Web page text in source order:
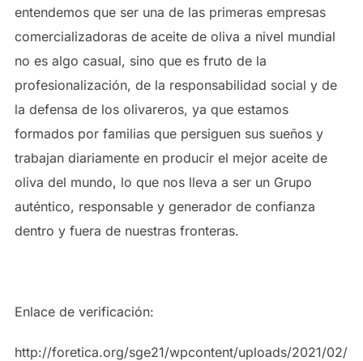
entendemos que ser una de las primeras empresas
comercializadoras de aceite de oliva a nivel mundial
no es algo casual, sino que es fruto de la
profesionalización, de la responsabilidad social y de
la defensa de los olivareros, ya que estamos
formados por familias que persiguen sus sueños y
trabajan diariamente en producir el mejor aceite de
oliva del mundo, lo que nos lleva a ser un Grupo
auténtico, responsable y generador de confianza
dentro y fuera de nuestras fronteras.
Enlace de verificación:
http://foretica.org/sge21/wpcontent/uploads/2021/02/